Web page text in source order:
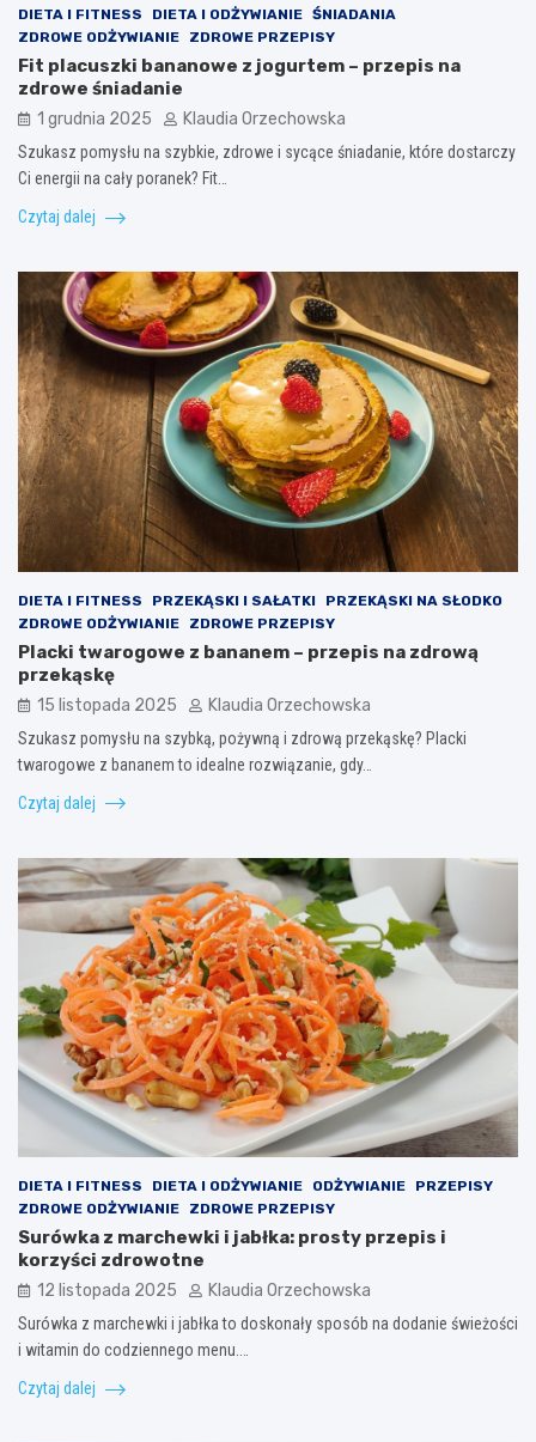
DIETA I FITNESS DIETA I ODŻYWIANIE ŚNIADANIA
ZDROWE ODŻYWIANIE
ZDROWE PRZEPISY
Fit placuszki bananowe z jogurtem – przepis na
zdrowe śniadanie
1 grudnia 2025 Klaudia Orzechowska
Szukasz pomysłu na szybkie, zdrowe i sycące śniadanie, które dostarczy
Ci energii na cały poranek? Fit…
Czytaj dalej
DIETA I FITNESS PRZEKĄSKI I SAŁATKI
PRZEKĄSKI NA SŁODKO
ZDROWE ODŻYWIANIE
ZDROWE PRZEPISY
Placki twarogowe z bananem – przepis na zdrową
przekąskę
15 listopada 2025 Klaudia Orzechowska
Szukasz pomysłu na szybką, pożywną i zdrową przekąskę? Placki
twarogowe z bananem to idealne rozwiązanie, gdy…
Czytaj dalej
DIETA I FITNESS DIETA I ODŻYWIANIE ODŻYWIANIE
PRZEPISY
ZDROWE ODŻYWIANIE
ZDROWE PRZEPISY
Surówka z marchewki i jabłka: prosty przepis i
korzyści zdrowotne
12 listopada 2025 Klaudia Orzechowska
Surówka z marchewki i jabłka to doskonały sposób na dodanie świeżości
i witamin do codziennego menu.…
Czytaj dalej